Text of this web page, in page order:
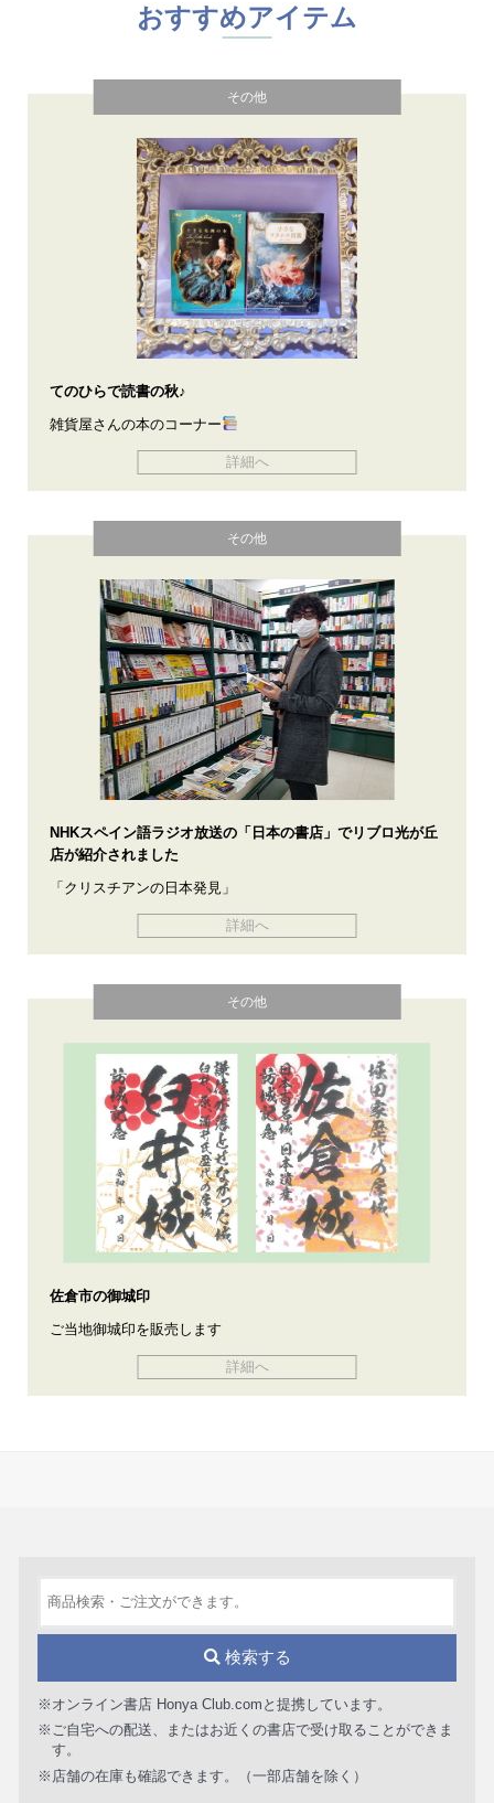
おすすめアイテム
その他
てのひらで読書の秋♪
雑貨屋さんの本のコーナー
詳細へ
その他
NHKスペイン語ラジオ放送の「日本の書店」でリブロ光が丘
店が紹介されました
「クリスチアンの日本発見」
詳細へ
その他
佐倉市の御城印
ご当地御城印を販売します
詳細へ
検索する
※オンライン書店 Honya Club.comと提携しています。
※ご自宅への配送、またはお近くの書店で受け取ることができま
す。
※店舗の在庫も確認できます。（一部店舗を除く）